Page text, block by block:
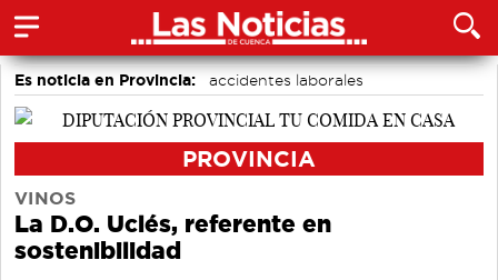
Es noticia en Provincia:
accidentes laborales
Medio Ambiente
PROVINCIA
VINOS
La D.O. Uclés, referente en
sostenibilidad